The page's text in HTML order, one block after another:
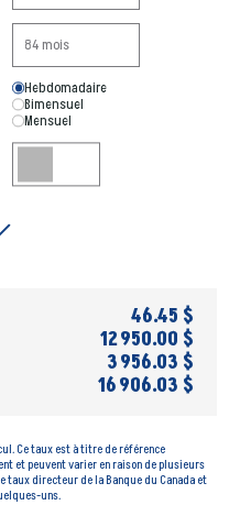
Hebdomadaire
Bimensuel
Mensuel
46.45 $
12 950.00 $
3 956.03 $
16 906.03 $
Ce taux est à titre de référence
et peuvent varier en raison de plusieurs
taux directeur de la Banque du Canada et
uns.